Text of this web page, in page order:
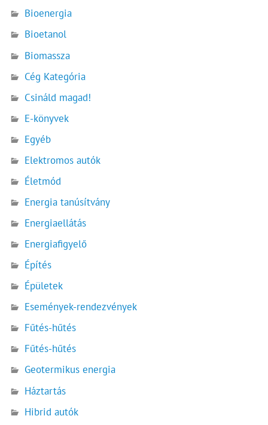
Bioenergia
Bioetanol
Biomassza
Cég Kategória
Csináld magad!
E-könyvek
Egyéb
Elektromos autók
Életmód
Energia tanúsítvány
Energiaellátás
Energiafigyelő
Építés
Épületek
Események-rendezvények
Fűtés-hűtés
Fűtés-hűtés
Geotermikus energia
Háztartás
Hibrid autók